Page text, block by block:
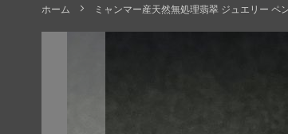
ホーム ミャンマー産天然無処理翡翠 ジュエリー